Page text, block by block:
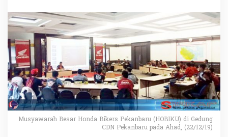
a
w
a
r
a
h
B
e
s
a
r
,
M
a
Musyawarah Besar Honda Bikers Pekanbaru (HOBIKU) di Gedung
CDN Pekanbaru pada Ahad, (22/12/19)